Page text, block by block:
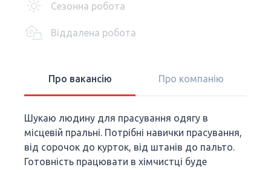
Сезонна робота
Віддалена робота
Про вакансію Про компанію
Шукаю людину для прасування одягу в
місцевій пральні. Потрібні навички прасування,
від сорочок до курток, від штанів до пальто.
Готовність працювати в хімчистці буде